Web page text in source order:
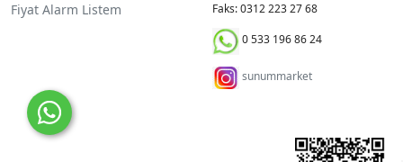
Fiyat Alarm Listem
Faks: 0312 223 27 68
0 533 196 86 24
sunummarket